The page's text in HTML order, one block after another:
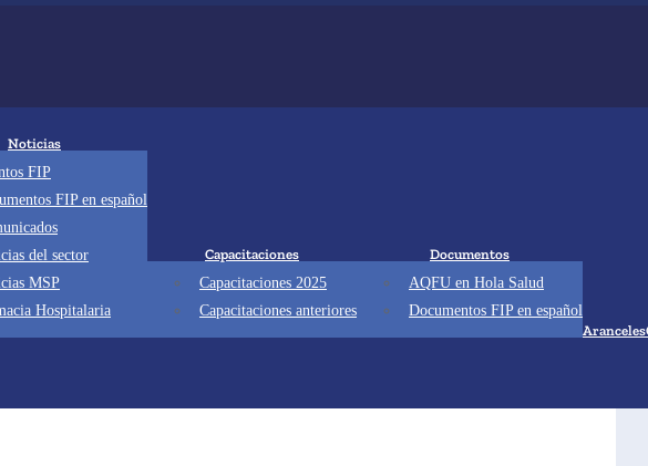
Noticias
FIP
FIP en español
del sector
MSP
Hospitalaria
Capacitaciones
Capacitaciones 2025
Capacitaciones anteriores
Documentos
AQFU en Hola Salud
Documentos FIP en español
Aranceles